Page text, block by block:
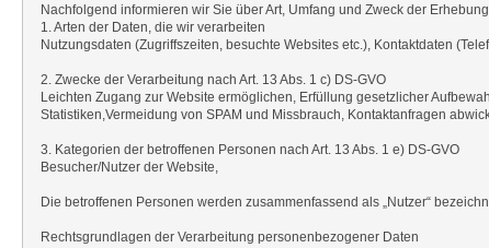
Nachfolgend informieren wir Sie über Art, Umfang und Zweck der
1. Arten der Daten, die wir verarbeiten
Nutzungsdaten (Zugriffszeiten, besuchte Websites etc.), Kontaktdaten
2. Zwecke der Verarbeitung nach Art. 13 Abs. 1 c) DS-GVO
Leichten Zugang zur Website ermöglichen, Erfüllung gesetzlicher
Statistiken,Vermeidung von SPAM und Missbrauch, Kontaktanfragen
3. Kategorien der betroffenen Personen nach Art. 13 Abs. 1 e) DS-GVO
Besucher/Nutzer der Website,
Die betroffenen Personen werden zusammenfassend als „Nutzer“
Rechtsgrundlagen der Verarbeitung personenbezogener Daten